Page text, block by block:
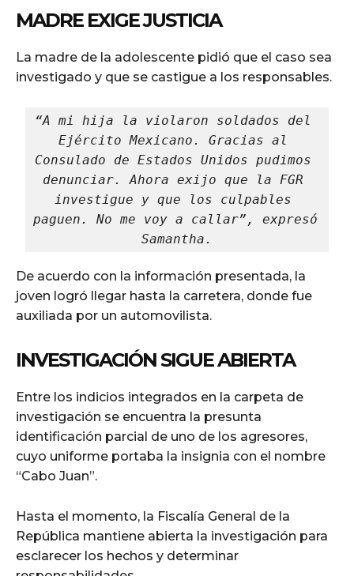
MADRE EXIGE JUSTICIA
La madre de la adolescente pidió que el caso sea
investigado y que se castigue a los responsables.
“A mi hija la violaron soldados del
Ejército Mexicano. Gracias al
Consulado de Estados Unidos pudimos
denunciar. Ahora exijo que la FGR
investigue y que los culpables
paguen. No me voy a callar”, expresó
Samantha.
De acuerdo con la información presentada, la
joven logró llegar hasta la carretera, donde fue
auxiliada por un automovilista.
INVESTIGACIÓN SIGUE ABIERTA
Entre los indicios integrados en la carpeta de
investigación se encuentra la presunta
identificación parcial de uno de los agresores,
cuyo uniforme portaba la insignia con el nombre
“Cabo Juan”.
Hasta el momento, la Fiscalía General de la
República mantiene abierta la investigación para
esclarecer los hechos y determinar